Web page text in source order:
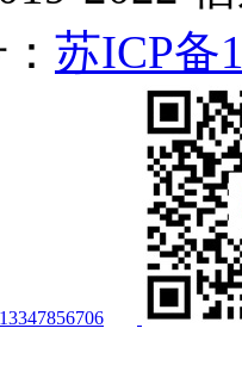
苏ICP备
13347856706